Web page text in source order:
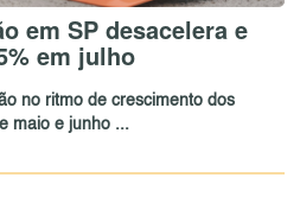
em SP desacelera e
em julho
no ritmo de crescimento dos
maio e junho ...